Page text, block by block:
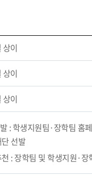
상이
상이
상이
: 학생지원팀·장학팀 홈
선발
: 장학팀 및 학생지원·